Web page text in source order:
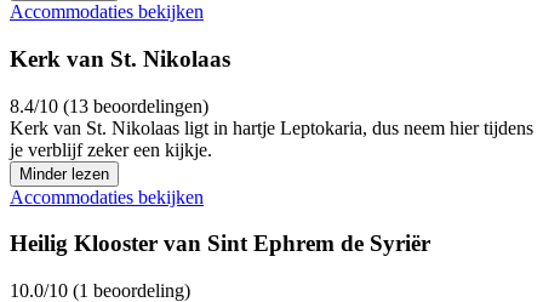
Accommodaties bekijken
Kerk van St. Nikolaas
8.4/10 (13 beoordelingen)
Kerk van St. Nikolaas ligt in hartje Leptokaria, dus neem hier tijdens
je verblijf zeker een kijkje.
Minder lezen
Accommodaties bekijken
Heilig Klooster van Sint Ephrem de Syriër
10.0/10 (1 beoordeling)